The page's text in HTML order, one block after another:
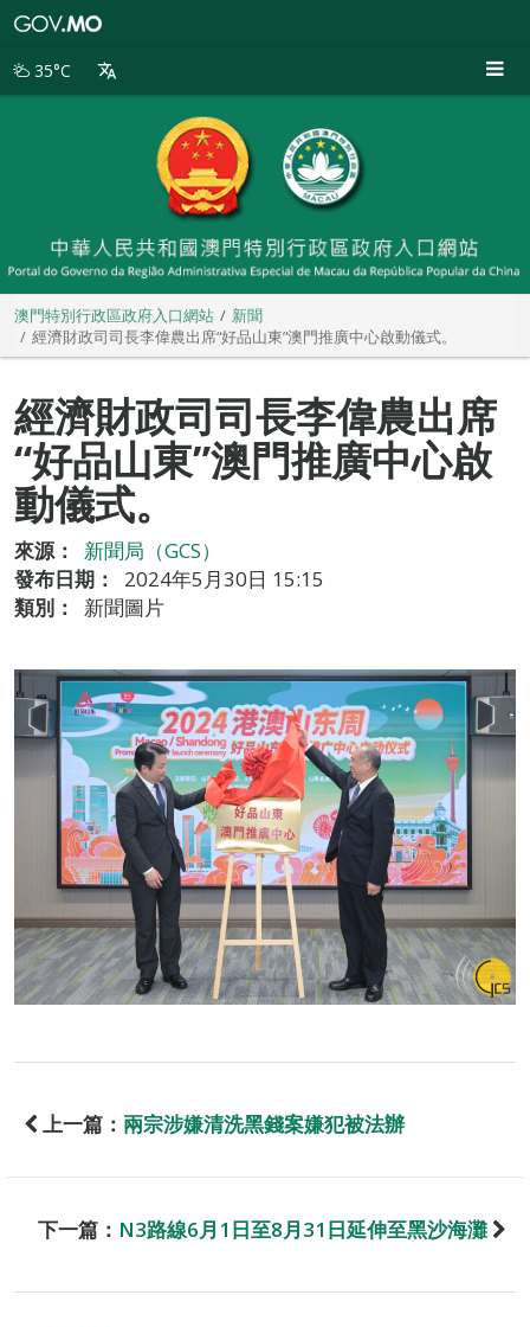
別
35°C
澳門特別行政區政府入口網站
新聞
經濟財政司司長李偉農出席“好品山東”澳門推廣中心啟動儀式。
經濟財政司司長李偉農出席
“好品山東”澳門推廣中心啟
動儀式。
來源：
新聞局（GCS）
發布日期：
2024年5月30日 15:15
類別：
新聞圖片
上一篇： 兩宗涉嫌清洗黑錢案嫌犯被法辦
下一篇： N3路線6月1日至8月31日延伸至黑沙海灘